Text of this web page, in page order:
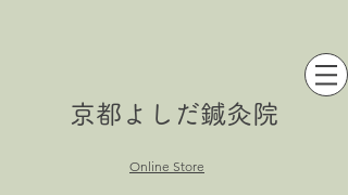
京都よしだ鍼灸院
Online Store